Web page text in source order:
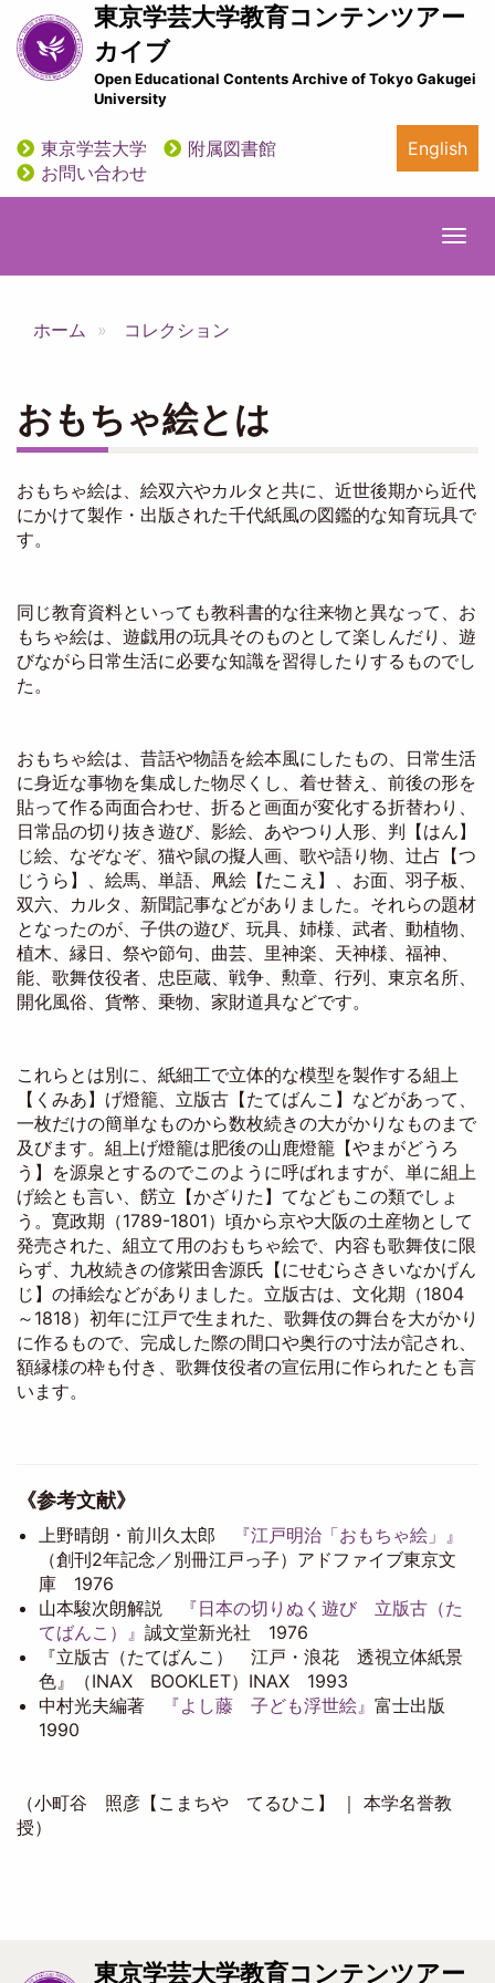
イ
ン
ン
ツ
東京学芸大学教育コンテンツアー
カイブ
Open Educational Contents Archive of Tokyo Gakugei
University
utility
東京学芸大学
附属図書館
お問い合わせ
English
ホーム コレクション
おもちゃ絵とは
おもちゃ絵は、絵双六やカルタと共に、近世後期から近代
にかけて製作・出版された千代紙風の図鑑的な知育玩具で
す。
同じ教育資料といっても教科書的な往来物と異なって、お
もちゃ絵は、遊戯用の玩具そのものとして楽しんだり、遊
びながら日常生活に必要な知識を習得したりするものでし
た。
おもちゃ絵は、昔話や物語を絵本風にしたもの、日常生活
に身近な事物を集成した物尽くし、着せ替え、前後の形を
貼って作る両面合わせ、折ると画面が変化する折替わり、
日常品の切り抜き遊び、影絵、あやつり人形、判【はん】
じ絵、なぞなぞ、猫や鼠の擬人画、歌や語り物、辻占【つ
じうら】、絵馬、単語、凧絵【たこえ】、お面、羽子板、
双六、カルタ、新聞記事などがありました。それらの題材
となったのが、子供の遊び、玩具、姉様、武者、動植物、
植木、縁日、祭や節句、曲芸、里神楽、天神様、福神、
能、歌舞伎役者、忠臣蔵、戦争、勲章、行列、東京名所、
開化風俗、貨幣、乗物、家財道具などです。
これらとは別に、紙細工で立体的な模型を製作する組上
【くみあ】げ燈籠、立版古【たてばんこ】などがあって、
一枚だけの簡単なものから数枚続きの大がかりなものまで
及びます。組上げ燈籠は肥後の山鹿燈籠【やまがどうろ
う】を源泉とするのでこのように呼ばれますが、単に組上
げ絵とも言い、餝立【かざりた】てなどもこの類でしょ
う。寛政期（1789-1801）頃から京や大阪の土産物として
発売された、組立て用のおもちゃ絵で、内容も歌舞伎に限
らず、九枚続きの偐紫田舎源氏【にせむらさきいなかげん
じ】の挿絵などがありました。立版古は、文化期（1804
～1818）初年に江戸で生まれた、歌舞伎の舞台を大がかり
に作るもので、完成した際の間口や奥行の寸法が記され、
額縁様の枠も付き、歌舞伎役者の宣伝用に作られたとも言
います。
《参考文献》
上野晴朗・前川久太郎
『江戸明治「おもちゃ絵」』
（創刊2年記念／別冊江戸っ子）アドファイブ東京文
庫 1976
山本駿次朗解説
『日本の切りぬく遊び 立版古（た
てばんこ）』 誠文堂新光社 1976
『立版古（たてばんこ） 江戸・浪花 透視立体紙景
色』（INAX BOOKLET）INAX 1993
中村光夫編著
『よし藤 子ども浮世絵』 富士出版
1990
（小町谷 照彦【こまちや てるひこ】 ｜ 本学名誉教
授）
東京学芸大学教育コンテンツアー